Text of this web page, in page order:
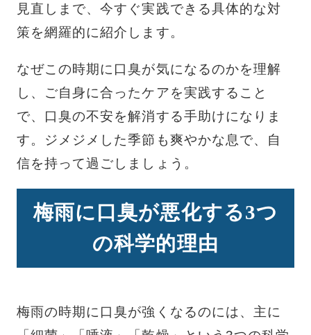
見直しまで、今すぐ実践できる具体的な対
策を網羅的に紹介します。
なぜこの時期に口臭が気になるのかを理解
し、ご自身に合ったケアを実践すること
で、口臭の不安を解消する手助けになりま
す。ジメジメした季節も爽やかな息で、自
信を持って過ごしましょう。
梅雨に口臭が悪化する3つ
の科学的理由
梅雨の時期に口臭が強くなるのには、主に